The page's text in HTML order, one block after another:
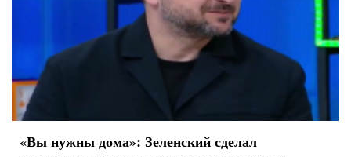
«Вы нужны дома»: Зеленский сделал